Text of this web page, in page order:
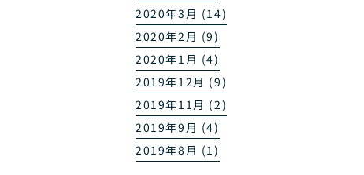
2020年3月 (14)
2020年2月 (9)
2020年1月 (4)
2019年12月 (9)
2019年11月 (2)
2019年9月 (4)
2019年8月 (1)